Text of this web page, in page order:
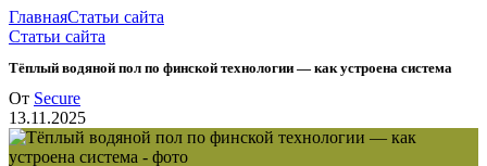
ГлавнаяСтатьи сайта
Статьи сайта
Тёплый водяной пол по финской технологии — как устроена система
От Secure
13.11.2025